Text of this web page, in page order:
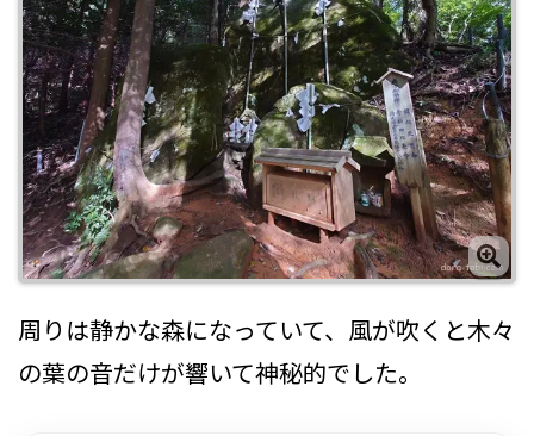
周りは静かな森になっていて、風が吹くと木々
の葉の音だけが響いて神秘的でした。